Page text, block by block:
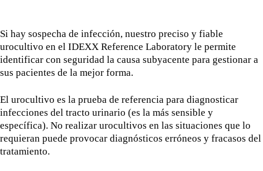
Si hay sospecha de infección, nuestro preciso y fiable
urocultivo en el IDEXX Reference Laboratory le permite
identificar con seguridad la causa subyacente para gestionar a
sus pacientes de la mejor forma.
El urocultivo es la prueba de referencia para diagnosticar
infecciones del tracto urinario (es la más sensible y
específica). No realizar urocultivos en las situaciones que lo
requieran puede provocar diagnósticos erróneos y fracasos del
tratamiento.